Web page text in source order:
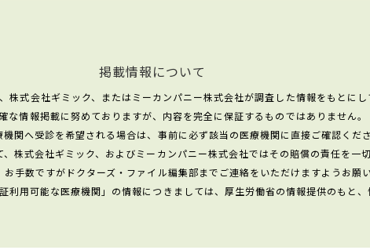
掲載情報について
株式会社ギミック、またはミーカンパニー株式会社が調査した情報をもとにし
な情報掲載に努めておりますが、内容を完全に保証するものではありません。
関へ受診を希望される場合は、事前に必ず該当の医療機関に直接ご確認くださ
株式会社ギミック、およびミーカンパニー株式会社ではその賠償の責任を一
手数ですがドクターズ・ファイル編集部までご連絡をいただけますようお願い
利用可能な医療機関」の情報につきましては、厚生労働省の情報提供のもと、